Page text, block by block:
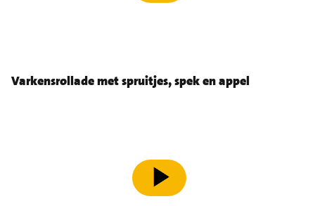
Varkensrollade met spruitjes, spek en appel
speel video af